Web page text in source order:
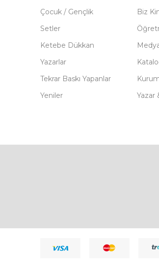
Çocuk / Gençlik
Setler
Ketebe Dükkan
Yazarlar
Tekrar Baskı Yapanlar
Yeniler
Biz
Yazar